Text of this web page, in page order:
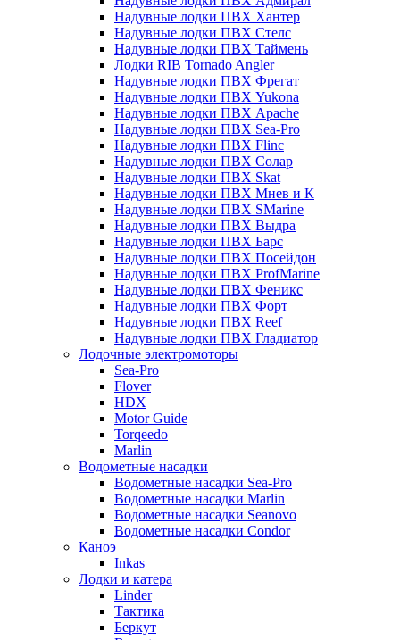
Надувные лодки ПВХ Хантер
Надувные лодки ПВХ Стелс
Надувные лодки ПВХ Таймень
Лодки RIB Tornado Angler
Надувные лодки ПВХ Фрегат
Надувные лодки ПВХ Yukona
Надувные лодки ПВХ Apache
Надувные лодки ПВХ Sea-Pro
Надувные лодки ПВХ Flinc
Надувные лодки ПВХ Солар
Надувные лодки ПВХ Skat
Надувные лодки ПВХ Мнев и К
Надувные лодки ПВХ SMarine
Надувные лодки ПВХ Выдра
Надувные лодки ПВХ Барс
Надувные лодки ПВХ Посейдон
Надувные лодки ПВХ ProfMarine
Надувные лодки ПВХ Феникс
Надувные лодки ПВХ Форт
Надувные лодки ПВХ Reef
Надувные лодки ПВХ Гладиатор
Лодочные электромоторы
Sea-Pro
Flover
HDX
Motor Guide
Torqeedo
Marlin
Водометные насадки
Водометные насадки Sea-Pro
Водометные насадки Marlin
Водометные насадки Seanovo
Водометные насадки Condor
Каноэ
Inkas
Лодки и катера
Linder
Тактика
Беркут